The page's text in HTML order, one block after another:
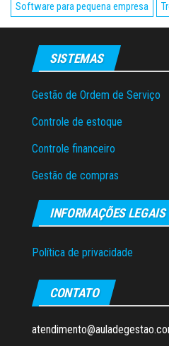
Software para pequena empresa
SISTEMAS
Gestão de Ordem de Serviço
Controle de estoque
Controle financeiro
Gestão de compras
INFORMAÇÕES LEGAIS
Política de privacidade
CONTATO